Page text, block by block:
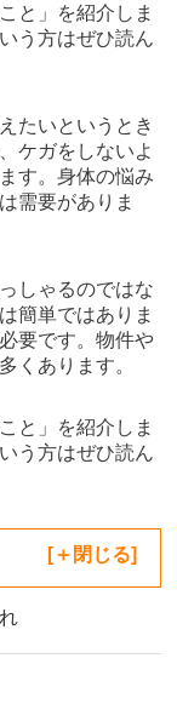
と」を紹介しま
う方はぜひ読ん
たいというとき
ケガをしないよ
す。身体の悩み
需要がありま
しゃるのではな
簡単ではありま
要です。物件や
くあります。
と」を紹介しま
う方はぜひ読ん
[ 閉じる]